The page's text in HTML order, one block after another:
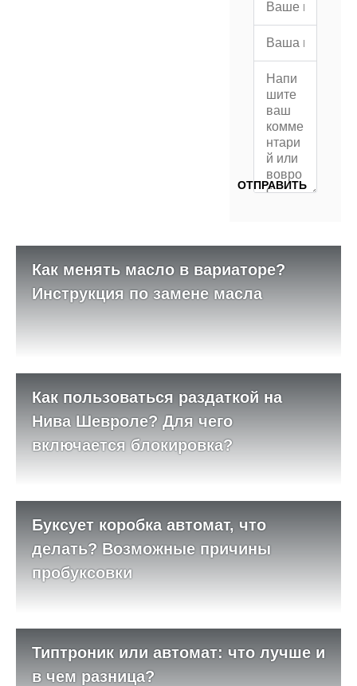
Как менять масло в вариаторе?
Инструкция по замене масла
Как пользоваться раздаткой на
Нива Шевроле? Для чего
включается блокировка?
Буксует коробка автомат, что
делать? Возможные причины
пробуксовки
Типтроник или автомат: что лучше и
в чем разница?